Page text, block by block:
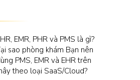
EMR, PHR và PMS là gì?
sao phòng khám Bạn nên
PMS, EMR và EHR trên
theo loại SaaS/Cloud?